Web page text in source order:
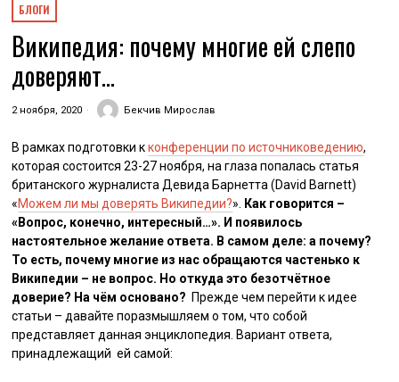
БЛОГИ
Википедия: почему многие ей слепо
доверяют…
2 ноября, 2020 Бекчив Мирослав
В рамках подготовки кконференции по источниковедению,
которая состоится 23-27 ноября, на глаза попалась статья
британского журналиста Девида Барнетта (David Barnett)
«Можем ли мы доверять Википедии?».
Как говорится –
«Вопрос, конечно, интересный…». И появилось
настоятельное желание ответа. В самом деле: а почему?
То есть, почему многие из нас обращаются частенько к
Википедии – не вопрос. Но откуда это безотчётное
доверие? На чём основано? Прежде чем перейти к идее
статьи – давайте поразмышляем о том, что собой
представляет данная энциклопедия. Вариант ответа,
принадлежащий ей самой: